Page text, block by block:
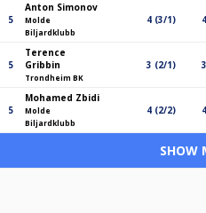
5
Anton Simonov
Molde
Biljardklubb
4 (3/1)
5
Terence
Gribbin
Trondheim BK
3 (2/1)
5
Mohamed Zbidi
Molde
Biljardklubb
4 (2/2)
SHOW